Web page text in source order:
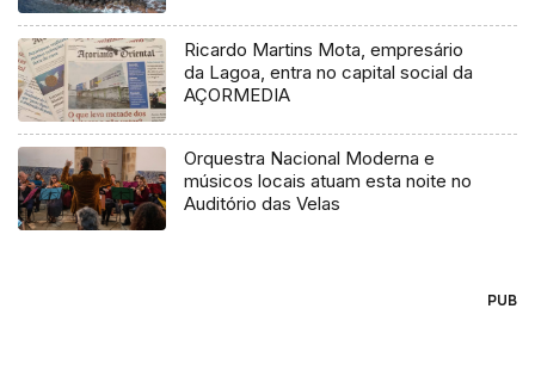
Ricardo Martins Mota, empresário
da Lagoa, entra no capital social da
AÇORMEDIA
Orquestra Nacional Moderna e
músicos locais atuam esta noite no
Auditório das Velas
PUB